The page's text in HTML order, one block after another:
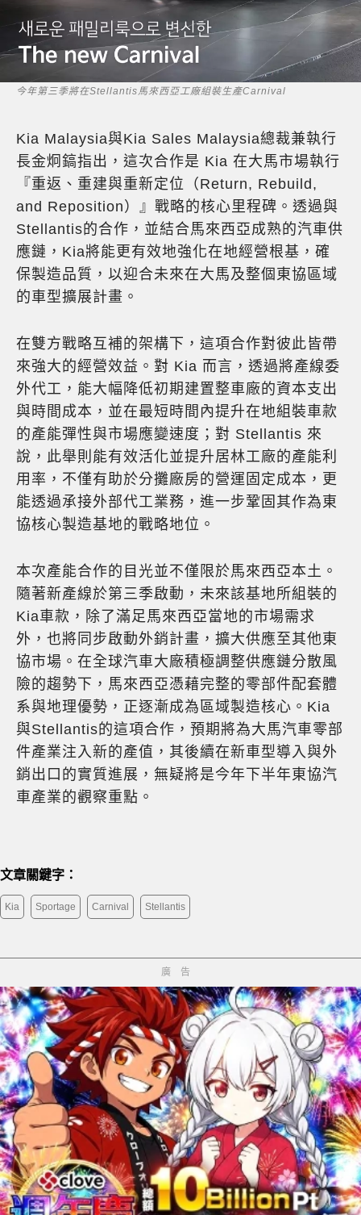
今年第三季將在Stellantis馬來西亞工廠組裝生產Carnival
Kia Malaysia與Kia Sales Malaysia總裁兼執行
長金炯鎬指出，這次合作是 Kia 在大馬市場執行
『重返、重建與重新定位（Return, Rebuild,
and Reposition）』戰略的核心里程碑。透過與
Stellantis的合作，並結合馬來西亞成熟的汽車供
應鏈，Kia將能更有效地強化在地經營根基，確
保製造品質，以迎合未來在大馬及整個東協區域
的車型擴展計畫。
在雙方戰略互補的架構下，這項合作對彼此皆帶
來強大的經營效益。對 Kia 而言，透過將產線委
外代工，能大幅降低初期建置整車廠的資本支出
與時間成本，並在最短時間內提升在地組裝車款
的產能彈性與市場應變速度；對 Stellantis 來
說，此舉則能有效活化並提升居林工廠的產能利
用率，不僅有助於分攤廠房的營運固定成本，更
能透過承接外部代工業務，進一步鞏固其作為東
協核心製造基地的戰略地位。
本次產能合作的目光並不僅限於馬來西亞本土。
隨著新產線於第三季啟動，未來該基地所組裝的
Kia車款，除了滿足馬來西亞當地的市場需求
外，也將同步啟動外銷計畫，擴大供應至其他東
協市場。在全球汽車大廠積極調整供應鏈分散風
險的趨勢下，馬來西亞憑藉完整的零部件配套體
系與地理優勢，正逐漸成為區域製造核心。Kia
與Stellantis的這項合作，預期將為大馬汽車零部
件產業注入新的產值，其後續在新車型導入與外
銷出口的實質進展，無疑將是今年下半年東協汽
車產業的觀察重點。
文章關鍵字：
Kia Sportage Carnival Stellantis
廣告